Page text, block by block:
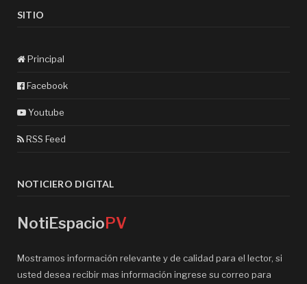
SITIO
Principal
Facebook
Youtube
RSS Feed
NOTICIERO DIGITAL
NotiEspacioPV
Mostramos información relevante y de calidad para el lector, si
usted desea recibir mas información ingrese su correo para